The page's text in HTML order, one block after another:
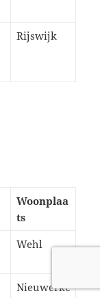
Rijswijk
Woonplaa
ts
Wehl
Nieuwerke